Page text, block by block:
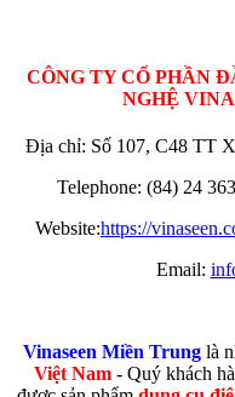
CÔNG TY CỔ PHẦN
NGHỆ
Địa chỉ: Số 107, C48 TT
Telephone: (84) 24
Website:https://
Email:
Vinaseen Miền Trunglà
Việt Nam - Quý khách